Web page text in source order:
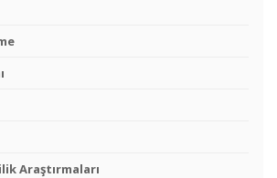
Araştırmaları